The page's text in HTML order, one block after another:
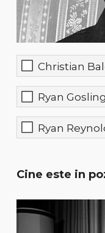
Christian
Ryan Gosling
Ryan
Cine este in